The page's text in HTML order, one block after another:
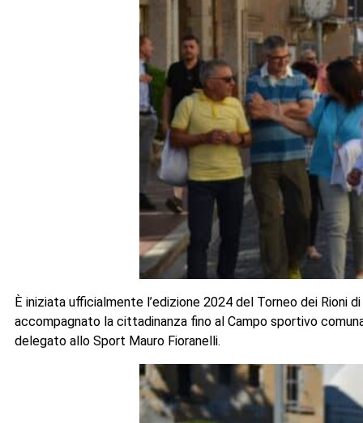
È iniziata ufficialmente l’edizione 2024 del Torneo dei
accompagnato la cittadinanza fino al Campo sportivo
delegato allo Sport Mauro Fioranelli.